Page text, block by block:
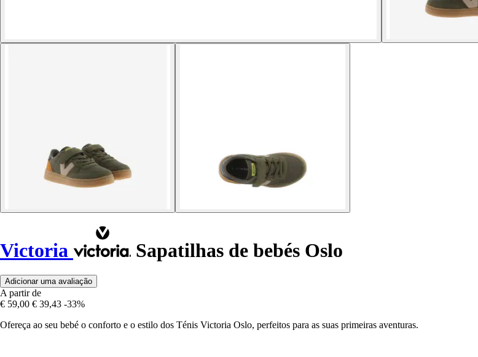
Victoria Sapatilhas de bebés Oslo
Adicionar uma avaliação
A partir de
€ 59,00 € 39,43 -33%
Ofereça ao seu bebé o conforto e o estilo dos Ténis Victoria Oslo, perfeitos para as suas primeiras aventuras.